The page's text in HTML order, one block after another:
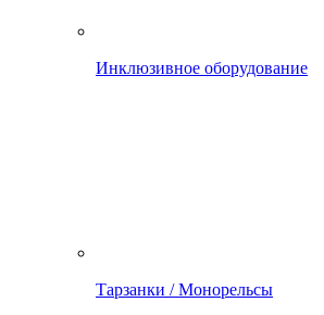
Инклюзивное оборудование
Тарзанки / Монорельсы